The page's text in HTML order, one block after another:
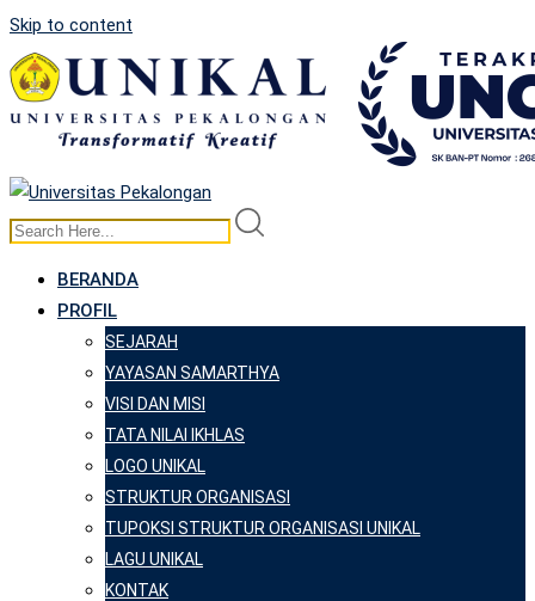
Skip to content
BERANDA
PROFIL
SEJARAH
YAYASAN SAMARTHYA
VISI DAN MISI
TATA NILAI IKHLAS
LOGO UNIKAL
STRUKTUR ORGANISASI
TUPOKSI STRUKTUR ORGANISASI UNIKAL
LAGU UNIKAL
KONTAK